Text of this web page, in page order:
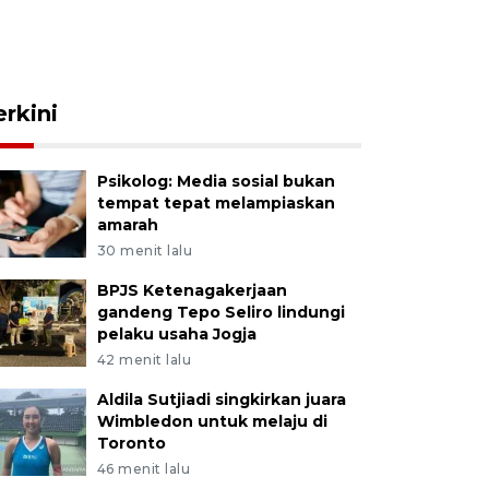
Psikolog: Media sosial bukan
tempat tepat melampiaskan
amarah
30 menit lalu
BPJS Ketenagakerjaan
gandeng Tepo Seliro lindungi
pelaku usaha Jogja
42 menit lalu
Aldila Sutjiadi singkirkan juara
Wimbledon untuk melaju di
Toronto
46 menit lalu